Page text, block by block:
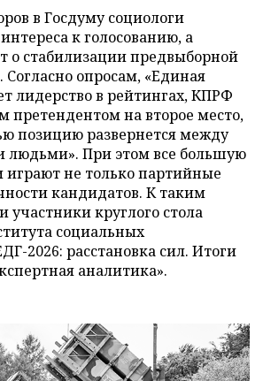
в Госдуму социологи
к голосованию, а
о стабилизации предвыборной
Согласно опросам, «Единая
лидерство в рейтингах, КПРФ
претендентом на второе место,
позицию развернется между
При этом все большую
играют не только партийные
кандидатов. К таким
круглого стола
социальных
2026: расстановка сил. Итоги
аналитика».